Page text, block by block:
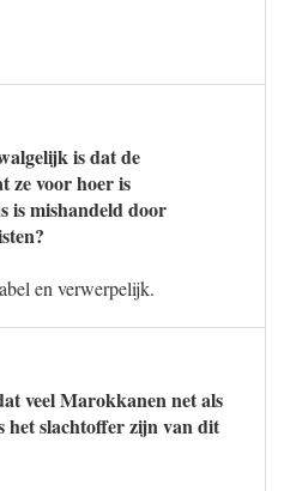
is dat de
ze voor hoer is
is mishandeld door
en verwerpelijk.
veel Marokkanen net als
het slachtoffer zijn van dit